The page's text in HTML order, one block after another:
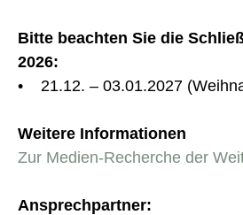
Bitte beachten Sie die
2026:
• 21.12. – 03.01.2027
Weitere Informationen
Zur Medien-Recherche der
Ansprechpartner: